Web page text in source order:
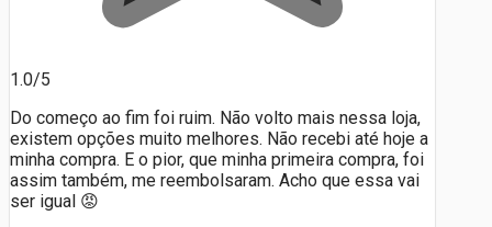
1.0/5
Do começo ao fim foi ruim. Não volto mais nessa loja,
existem opções muito melhores. Não recebi até hoje a
minha compra. E o pior, que minha primeira compra, foi
assim também, me reembolsaram. Acho que essa vai
ser igual 😡